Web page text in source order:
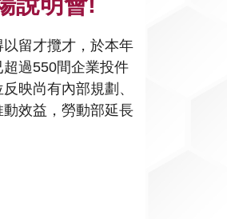
留才攬才，於本年
過550間企業投件
映尚有內部規劃、
效益，勞動部延長